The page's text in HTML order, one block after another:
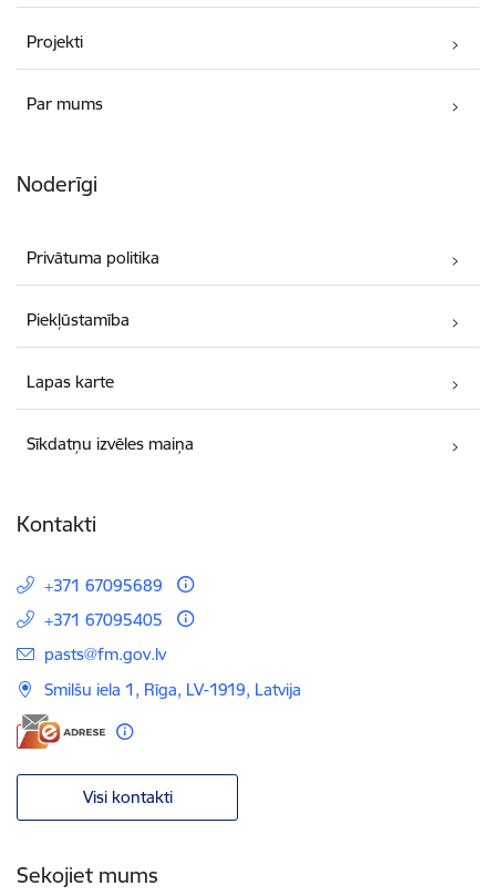
Projekti
Par mums
Noderīgi
Privātuma politika
Piekļūstamība
Lapas karte
Sīkdatņu izvēles maiņa
Kontakti
+371 67095689
+371 67095405
E-pasts:
pasts@fm.gov.lv
Smilšu iela 1, Rīga, LV-1919, Latvija
Visi kontakti
Sekojiet mums